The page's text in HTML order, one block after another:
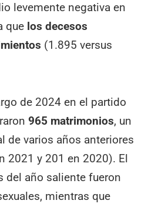
levemente negativa en
que los decesos
(1.895 versus
de 2024 en el partido
965 matrimonios, un
de varios años anteriores
2021 y 201 en 2020). El
del año saliente fueron
mientras que